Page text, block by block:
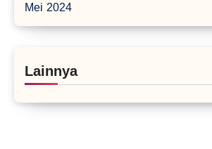
Mei 2024
Lainnya